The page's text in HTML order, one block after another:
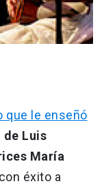
que le enseñó
de Luis
María
éxito a